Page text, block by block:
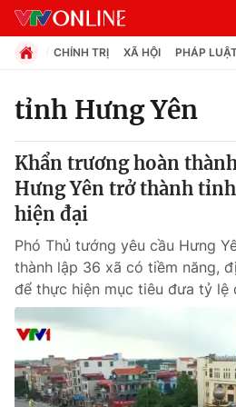
Chuyên mục
Chính trị
Xã hội
Pháp luật
Y tế
Thế giới
CHÍNH TRỊ XÃ HỘI PHÁP
tỉnh Hưng Yên
Khẩn trương hoàn
Hưng Yên trở thành
hiện đại
Phó Thủ tướng yêu cầu Hưng
thành lập 36 xã có tiềm năng,
để thực hiện mục tiêu đưa tỷ lệ